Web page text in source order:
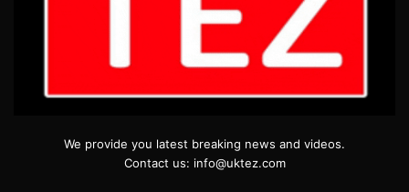
We provide you latest breaking news and videos.
Contact us: info@uktez.com